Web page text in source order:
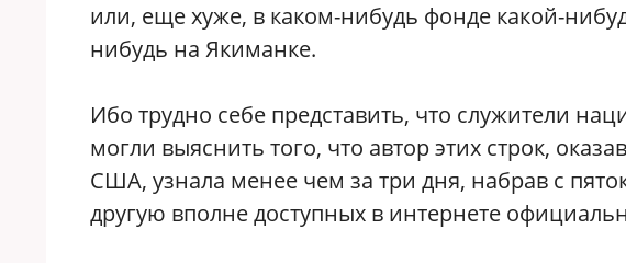
или, еще хуже, в каком-нибудь фонде какой-
нибудь на Якиманке.
Ибо трудно себе представить, что служители
могли выяснить того, что автор этих строк,
США, узнала менее чем за три дня, набрав с
другую вполне доступных в интернете